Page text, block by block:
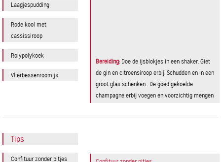
Laagjespudding
Rode kool met
cassissiroop
Rolypolykoek
Vlierbessenroomijs
Bereiding: Doe de ijsblokjes in een shaker. Giet
de gin en citroensiroop erbij. Schudden en in een
groot glas schenken. De goed gekoelde
champagne erbij voegen en voorzichtig mengen
Tips
Confituur zonder pitjes